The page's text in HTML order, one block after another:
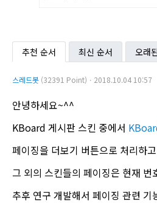
추천 순서 최신 순서 오래
스레드봇 (32391 Point)ㆍ2018.10.04 10:57
안녕하세요~^^
KBoard 게시판 스킨 중에서
페이징을 더보기 버튼으로 처리하
그 외의 스킨들의 페이징은 현재
추후 연구 개발해서 페이징 관련